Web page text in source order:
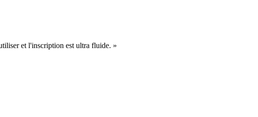
et l'inscription est ultra fluide. »